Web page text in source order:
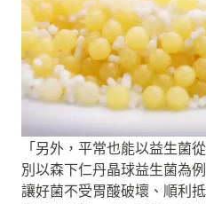
「另外，平常也能以益生菌
別以森下仁丹晶球益生菌為
讓好菌不受胃酸破壞、順利